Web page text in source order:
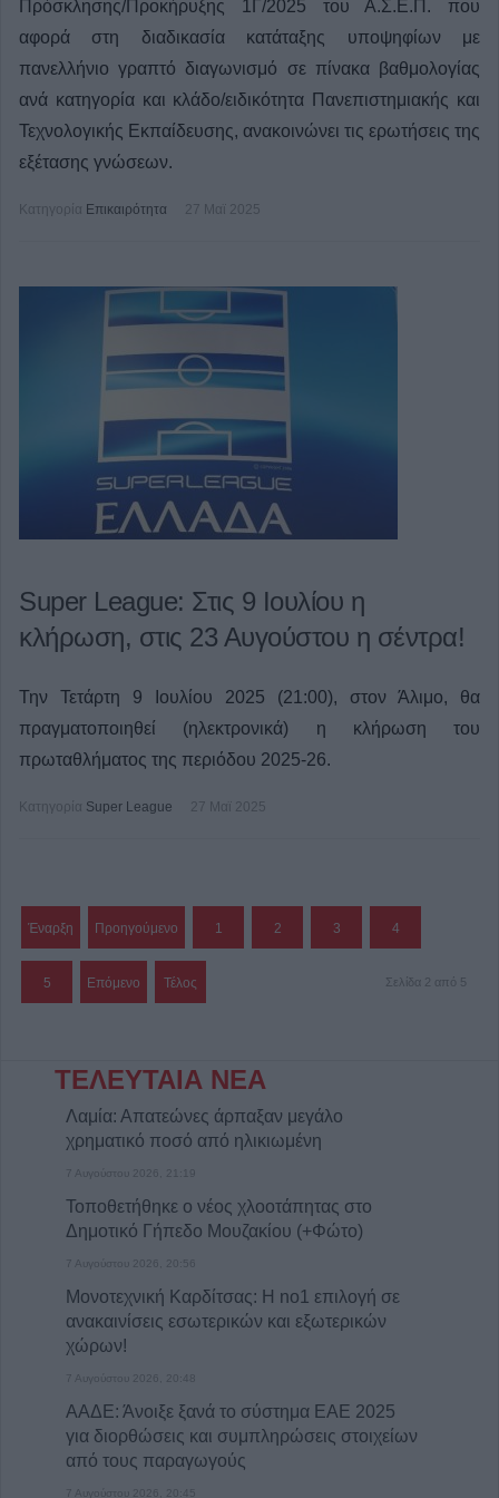
Πρόσκλησης/Προκήρυξης 1Γ/2025 του Α.Σ.Ε.Π. που
αφορά στη διαδικασία κατάταξης υποψηφίων με
πανελλήνιο γραπτό διαγωνισμό σε πίνακα βαθμολογίας
ανά κατηγορία και κλάδο/ειδικότητα Πανεπιστημιακής και
Τεχνολογικής Εκπαίδευσης, ανακοινώνει τις ερωτήσεις της
εξέτασης γνώσεων.
Κατηγορία Επικαιρότητα 27 Μαϊ 2025
Super League: Στις 9 Ιουλίου η
κλήρωση, στις 23 Αυγούστου η σέντρα!
Την Τετάρτη 9 Ιουλίου 2025 (21:00), στον Άλιμο, θα
πραγματοποιηθεί (ηλεκτρονικά) η κλήρωση του
πρωταθλήματος της περιόδου 2025-26.
Κατηγορία Super League 27 Μαϊ 2025
Έναρξη Προηγούμενο 1 2 3 4
5 Επόμενο Τέλος Σελίδα 2 από 5
ΤΕΛΕΥΤΑΙΑ ΝΕΑ
Λαμία: Απατεώνες άρπαξαν μεγάλο
χρηματικό ποσό από ηλικιωμένη
7 Αυγούστου 2026, 21:19
Τοποθετήθηκε ο νέος χλοοτάπητας στο
Δημοτικό Γήπεδο Μουζακίου (+Φώτο)
7 Αυγούστου 2026, 20:56
Μονοτεχνική Καρδίτσας: Η no1 επιλογή σε
ανακαινίσεις εσωτερικών και εξωτερικών
χώρων!
7 Αυγούστου 2026, 20:48
ΑΑΔΕ: Άνοιξε ξανά το σύστημα ΕΑΕ 2025
για διορθώσεις και συμπληρώσεις στοιχείων
από τους παραγωγούς
7 Αυγούστου 2026, 20:45